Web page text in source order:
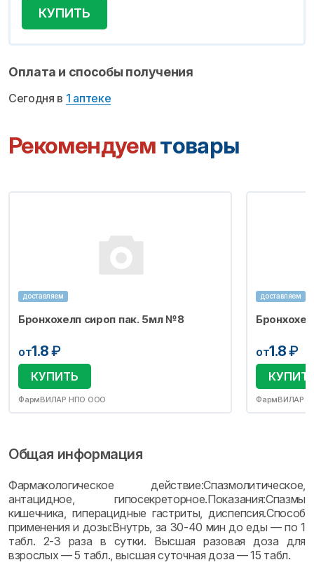
КУПИТЬ
Оплата и способы получения
Сегодня в 1 аптеке
Рекомендуемтовары
доставляем
Бронхохелп сироп пак. 5мл №8
от1.8₽
КУПИТЬ
ФармВИЛАР НПО ООО
доставляем
от1.8₽
ФармВИЛАР
Общая информация
Фармакологическое действие:Спазмолитическое,
антацидное, гипосекреторное.Показания:Спазмы
кишечника, гиперацидные гастриты, диспепсия.Способ
применения и дозы:Внутрь, за 30-40 мин до еды — по 1
табл. 2-3 раза в сутки. Высшая разовая доза для
взрослых — 5 табл., высшая суточная доза — 15 табл.